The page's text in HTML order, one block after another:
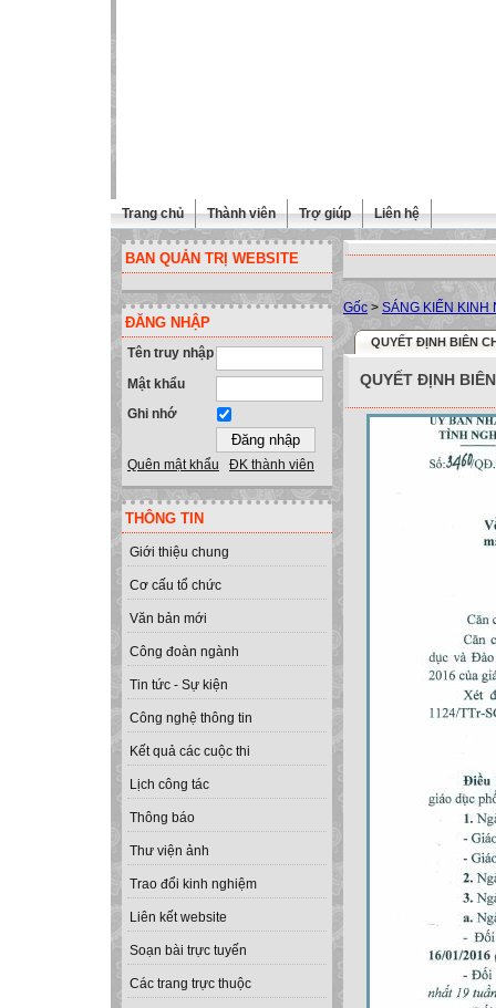
Trang chủ Thành viên Trợ giúp Liên hệ
BAN QUẢN TRỊ WEBSITE
ĐĂNG NHẬP
Tên truy nhập
Mật khẩu
Ghi nhớ
Quên mật khẩu ĐK thành viên
THÔNG TIN
Giới thiệu chung
Cơ cấu tổ chức
Văn bản mới
Công đoàn ngành
Tin tức - Sự kiện
Công nghệ thông tin
Kết quả các cuộc thi
Lịch công tác
Thông báo
Thư viện ảnh
Trao đổi kinh nghiệm
Liên kết website
Soạn bài trực tuyến
Các trang trực thuộc
Gốc > SÁNG KIẾN KINH
QUYẾT ĐỊNH BIÊN
QUYẾT ĐỊNH